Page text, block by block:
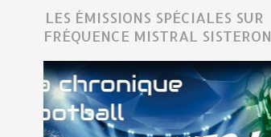
LES ÉMISSIONS SPÉCIALES SUR
FRÉQUENCE MISTRAL SISTERON